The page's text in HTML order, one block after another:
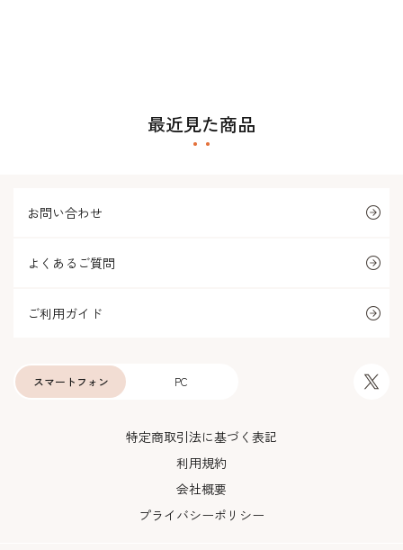
最近見た商品
お問い合わせ
よくあるご質問
ご利用ガイド
PC
スマートフォン
特定商取引法に基づく表記
利用規約
会社概要
プライバシーポリシー